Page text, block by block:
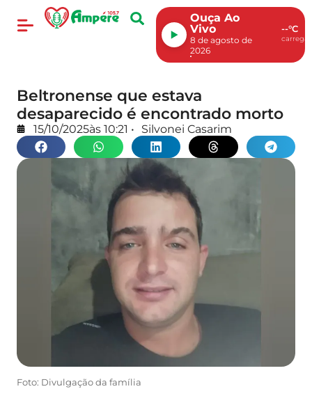
Ouça Ao
Vivo
8 de agosto de
2026
--°C
Beltronense que estava
desaparecido é encontrado morto
15/10/2025às 10:21 • Silvonei Casarim
Foto: Divulgação da família